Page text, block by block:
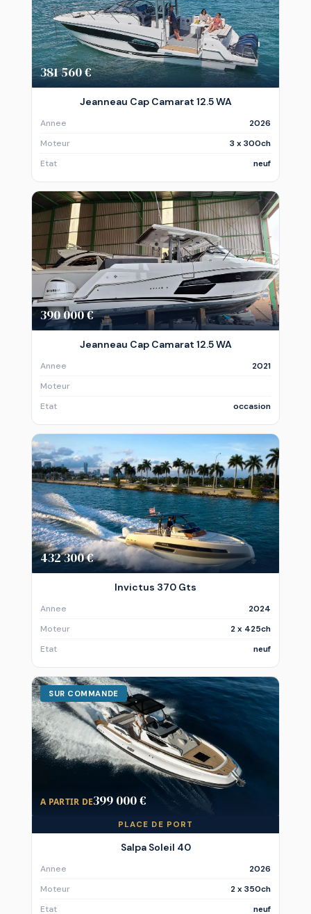
381 560 €
Jeanneau Cap Camarat 12.5 WA
Annee
2026
Moteur
3 x 300ch
Etat
neuf
390 000 €
Jeanneau Cap Camarat 12.5 WA
Annee
2021
Moteur
Etat
occasion
432 300 €
Invictus 370 Gts
Annee
2024
Moteur
2 x 425ch
Etat
neuf
SUR COMMANDE
A PARTIR DE399 000 €
PLACE DE PORT
Salpa Soleil 40
Annee
2026
Moteur
2 x 350ch
Etat
neuf